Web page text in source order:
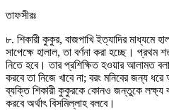
তাফসীরঃ
৮. শিকারী কুকুর, বাজপাখি ইত্যাদির মাধ্যমে
সাপেক্ষে হালাল, তা বর্ণনা করা হচ্ছে। প্রথম
নিতে হবে। তার প্রশিক্ষিত হওয়ার আলামত
করবে তা নিজে খাবে না; বরং মনিবের জন্য
ব্যক্তি শিকারী কুকুরকে কোনও জন্তুকে লক্ষ্য
করবে অর্থাৎ বিসমিল্লাহ বলবে।